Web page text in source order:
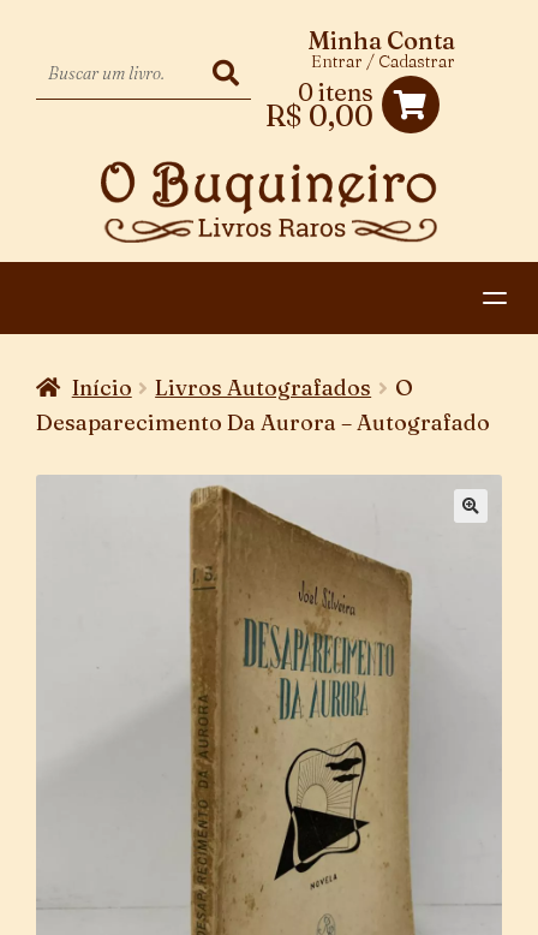
0 itens
R$ 0,00
Minha Conta
Entrar / Cadastrar
CATEGORIAS
MENU
CONTATO
Início Livros Autografados
O
Desaparecimento Da Aurora – Autografado